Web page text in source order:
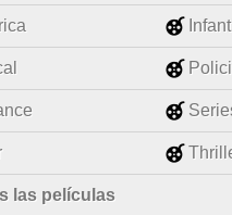
las películas